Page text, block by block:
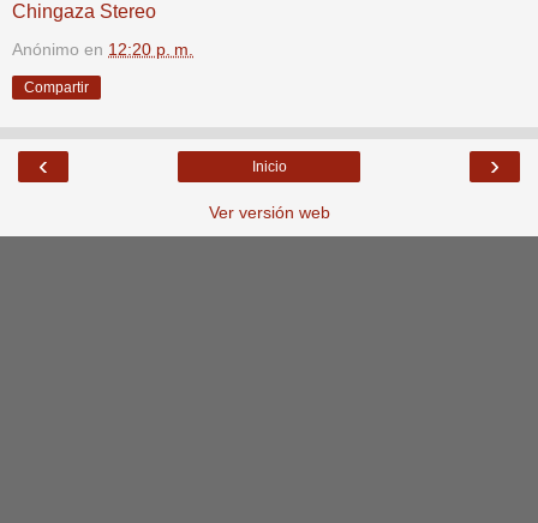
Chingaza Stereo
Anónimo en 12:20 p. m.
Compartir
‹ ›
Inicio
Ver versión web